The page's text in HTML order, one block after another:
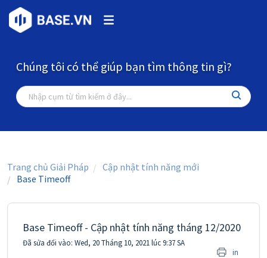
Chúng tôi có thể giúp bạn tìm thông tin gì?
Trang chủ Giải Pháp
Cập nhật tính năng mới
Base Timeoff
Base Timeoff - Cập nhật tính năng tháng 12/2020
in
Đã sửa đổi vào: Wed, 20 Tháng 10, 2021 lúc 9:37 SA